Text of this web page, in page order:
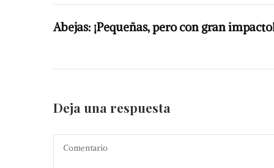
Abejas: ¡Pequeñas, pero con gran
Deja una respuesta